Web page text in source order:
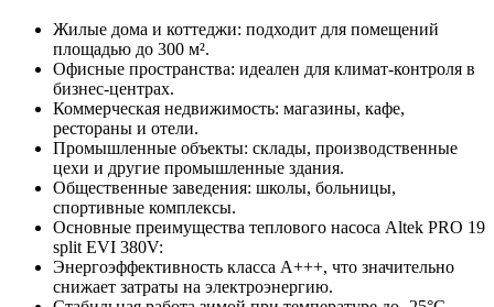
Жилые дома и коттеджи: подходит для помещений
площадью до 300 м².
Офисные пространства: идеален для климат-контроля в
бизнес-центрах.
Коммерческая недвижимость: магазины, кафе,
рестораны и отели.
Промышленные объекты: склады, производственные
цехи и другие промышленные здания.
Общественные заведения: школы, больницы,
спортивные комплексы.
Основные преимущества теплового насоса Altek PRO 19
split EVI 380V:
Энергоэффективность класса A+++, что значительно
снижает затраты на электроэнергию.